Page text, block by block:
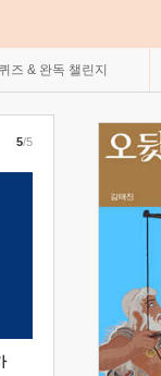
즈 & 완독 챌린지
5/5